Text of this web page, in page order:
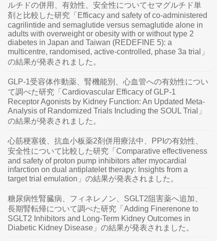
ルチドの併用、有効性、安全性についてセマグルチド単
剤と比較した研究「Efficacy and safety of co-administered
cagrilintide and semaglutide versus semaglutide alone in
adults with overweight or obesity with or without type 2
diabetes in Japan and Taiwan (REDEFINE 5): a
multicentre, randomised, active-controlled, phase 3a trial」
の結果が発表されました。
GLP-1受容体作動薬、腎機能別、心血管への有効性につい
て調べた研究「Cardiovascular Efficacy of GLP-1
Receptor Agonists by Kidney Function: An Updated Meta-
Analysis of Randomized Trials Including the SOUL Trial」
の結果が発表されました。
心筋梗塞後、抗血小板薬2剤併用療法中、PPIの有効性、
安全性について比較した研究「Comparative effectiveness
and safety of proton pump inhibitors after myocardial
infarction on dual antiplatelet therapy: Insights from a
target trial emulation」の結果が発表されました。
糖尿病性腎臓病、フィネレノン、SGLT2阻害薬へ追加、
長期腎転帰について調べた研究「Adding Finerenone to
SGLT2 Inhibitors and Long-Term Kidney Outcomes in
Diabetic Kidney Disease」の結果が発表されました。